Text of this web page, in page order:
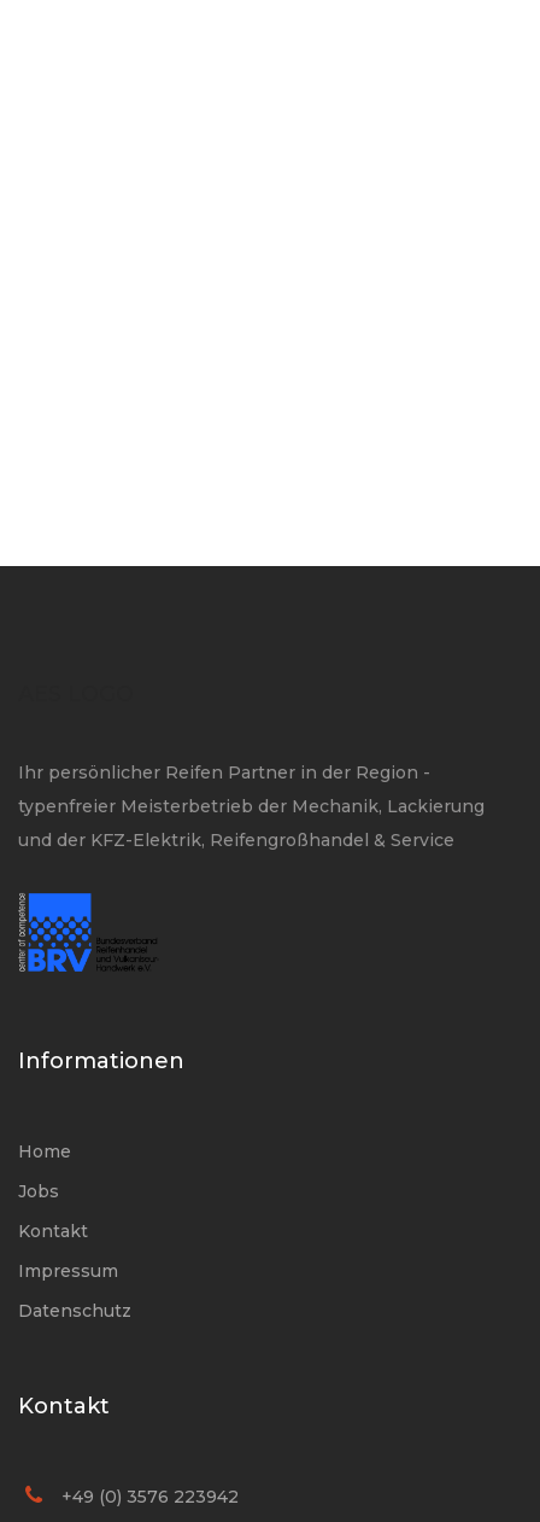
Ihr persönlicher Reifen Partner in der Region -
typenfreier Meisterbetrieb der Mechanik, Lackierung
und der KFZ-Elektrik, Reifengroßhandel & Service
Informationen
Home
Jobs
Kontakt
Impressum
Datenschutz
Kontakt
+49 (0) 3576 223942